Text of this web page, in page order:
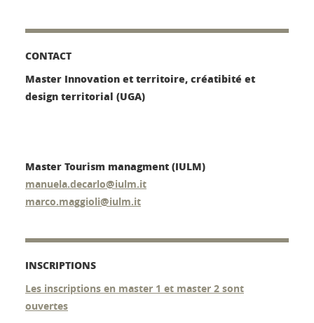
CONTACT
Master Innovation et territoire, créatibité et
design territorial (UGA)
Master Tourism managment (IULM)
manuela.decarlo@iulm.it
marco.maggioli@iulm.it
INSCRIPTIONS
Les inscriptions en master 1 et master 2 sont
ouvertes